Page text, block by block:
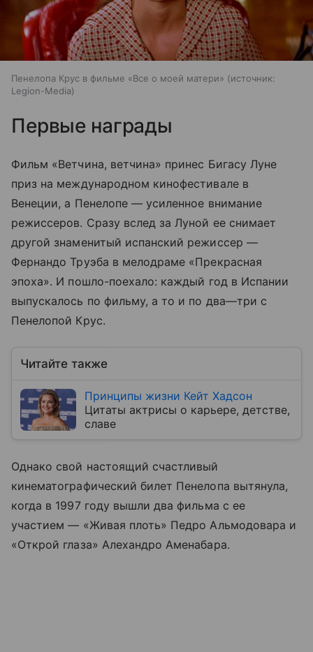
Пенелопа Крус в фильме «Все о моей матери»
источник:
Legion-Media
Первые награды
Фильм «Ветчина, ветчина» принес Бигасу Луне
приз на международном кинофестивале в
Венеции, а Пенелопе — усиленное внимание
режиссеров. Сразу вслед за Луной ее снимает
другой знаменитый испанский режиссер —
Фернандо Труэба в мелодраме «Прекрасная
эпоха». И пошло-поехало: каждый год в Испании
выпускалось по фильму, а то и по два—три с
Пенелопой Крус.
Читайте также
Принципы жизни Кейт Хадсон
Цитаты актрисы о карьере, детстве,
славе
Однако свой настоящий счастливый
кинематографический билет Пенелопа вытянула,
когда в 1997 году вышли два фильма с ее
участием — «Живая плоть» Педро Альмодовара и
«Открой глаза» Алехандро Аменабара.